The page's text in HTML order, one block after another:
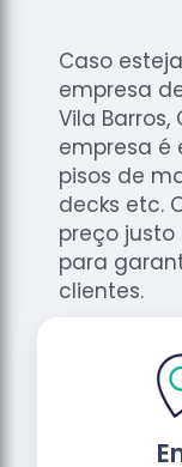
Caso
empresa
Vila Barros,
empresa é
pisos de
decks etc.
preço
para
clientes.